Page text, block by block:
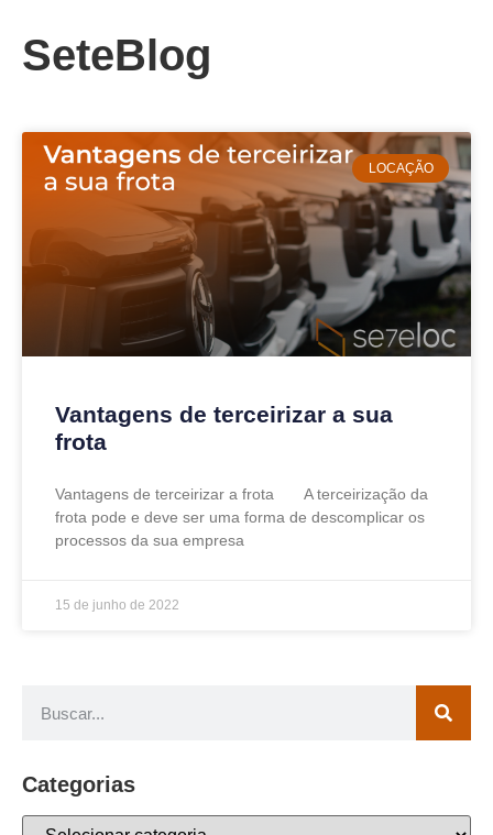
SeteBlog
LOCAÇÃO
Vantagens de terceirizar a sua
frota
Vantagens de terceirizar a frota A terceirização da
frota pode e deve ser uma forma de descomplicar os
processos da sua empresa
15 de junho de 2022
Categorias